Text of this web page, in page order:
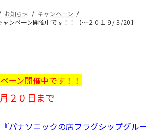
日
時
:
お知らせ
キャンペーン
ンペーン開催中です！！【～２０１９/３/20】
ーン開催中です！！
２０日まで
『パナソニックの店フラグシップグルー